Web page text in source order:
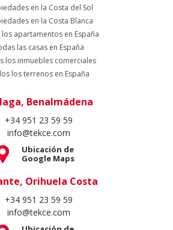
en la Costa del Sol
en la Costa Blanca
apartamentos en España
las casas en España
los inmuebles comerciales
los terrenos en España
Benalmádena
+34 951 23 59 59
info@tekce.com
Ubicación de
Google Maps
Orihuela Costa
+34 951 23 59 59
info@tekce.com